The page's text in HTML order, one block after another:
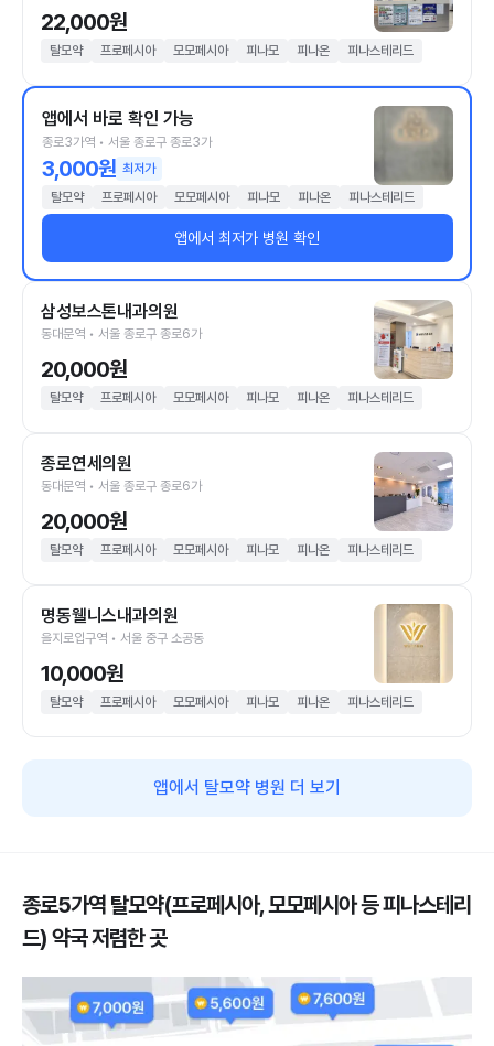
22,000원
탈모약 프로페시아 모모페시아 피나모 피나온 피나스테리드
앱에서 바로 확인 가능
종로3가역 • 서울 종로구 종로3가
3,000원 최저가
탈모약
프로페시아 모모페시아 피나모 피나온 피나스테리드
앱에서 최저가 병원 확인
삼성보스톤내과의원
동대문역 • 서울 종로구 종로6가
20,000원
탈모약 프로페시아 모모페시아 피나모 피나온 피나스테리드
종로연세의원
동대문역 • 서울 종로구 종로6가
20,000원
탈모약 프로페시아 모모페시아 피나모 피나온 피나스테리드
명동웰니스내과의원
을지로입구역 • 서울 중구 소공동
10,000원
탈모약 프로페시아 모모페시아 피나모 피나온 피나스테리드
앱에서 탈모약 병원 더 보기
종로5가역 탈모약(프로페시아, 모모페시아 등 피나스테리
드) 약국 저렴한 곳